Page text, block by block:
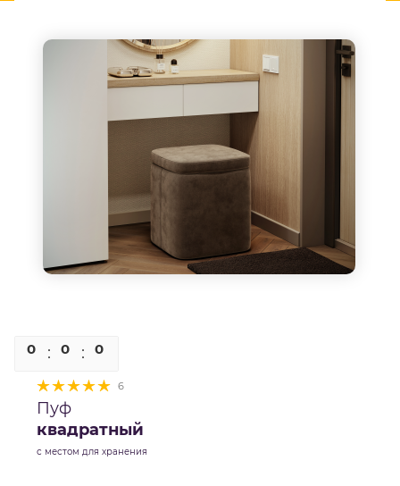
0 0 0
6
Пуф
квадратный
с местом для хранения